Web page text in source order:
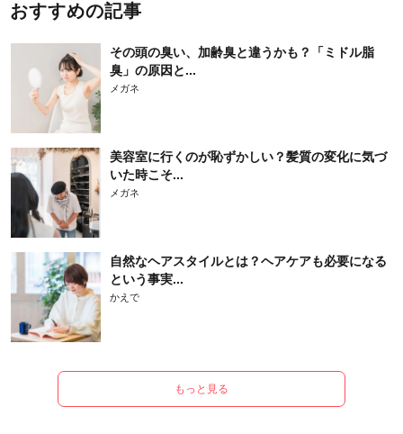
おすすめの記事
その頭の臭い、加齢臭と違うかも？「ミドル脂
臭」の原因と...
メガネ
美容室に行くのが恥ずかしい？髪質の変化に気づ
いた時こそ...
メガネ
自然なヘアスタイルとは？ヘアケアも必要になる
という事実...
かえで
もっと見る